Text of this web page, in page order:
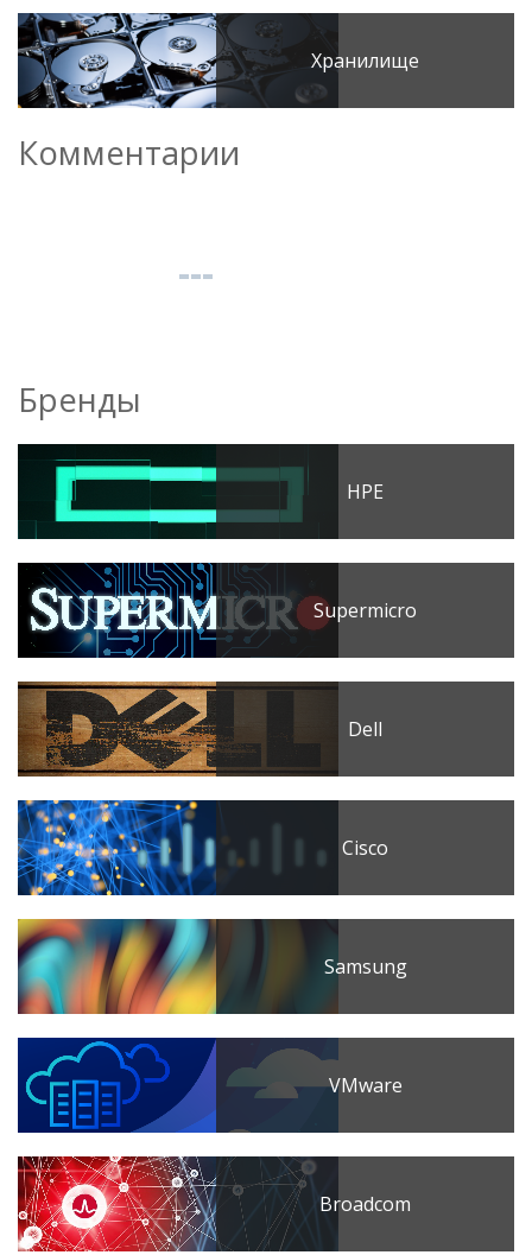
Хранилище
Комментарии
Бренды
HPE
Supermicro
Dell
Cisco
Samsung
VMware
Broadcom